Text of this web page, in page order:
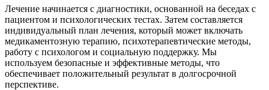
Лечение начинается с диагностики, основанной на беседах с
пациентом и психологических тестах. Затем составляется
индивидуальный план лечения, который может включать
медикаментозную терапию, психотерапевтические методы,
работу с психологом и социальную поддержку. Мы
используем безопасные и эффективные методы, что
обеспечивает положительный результат в долгосрочной
перспективе.